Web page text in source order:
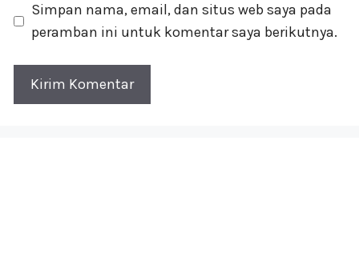
Simpan nama, email, dan situs web saya pada
peramban ini untuk komentar saya berikutnya.